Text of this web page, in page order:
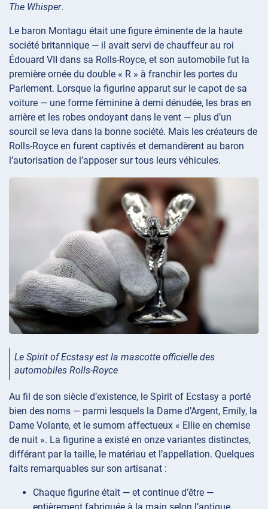
The Whisper.
Le baron Montagu était une figure éminente de la haute
société britannique — il avait servi de chauffeur au roi
Édouard VII dans sa Rolls-Royce, et son automobile fut la
première ornée du double « R » à franchir les portes du
Parlement. Lorsque la figurine apparut sur le capot de sa
voiture — une forme féminine à demi dénudée, les bras en
arrière et les robes ondoyant dans le vent — plus d’un
sourcil se leva dans la bonne société. Mais les créateurs de
Rolls-Royce en furent captivés et demandèrent au baron
l’autorisation de l’apposer sur tous leurs véhicules.
Le Spirit of Ecstasy est la mascotte officielle des
automobiles Rolls-Royce
Au fil de son siècle d’existence, le Spirit of Ecstasy a porté
bien des noms — parmi lesquels la Dame d’Argent, Emily, la
Dame Volante, et le surnom affectueux « Ellie en chemise
de nuit ». La figurine a existé en onze variantes distinctes,
différant par la taille, le matériau et l’appellation. Quelques
faits remarquables sur son artisanat :
Chaque figurine était — et continue d’être —